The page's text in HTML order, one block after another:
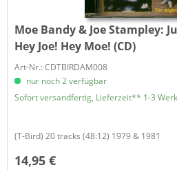
Moe Bandy & Joe Stampley:
Hey Joe! Hey Moe! (CD)
Art-Nr.: CDTBIRDAM008
nur noch 2 verfügbar
Sofort versandfertig, Lieferzeit** 1-3
(T-Bird) 20 tracks (48:12) 1979 & 1981
14,95 €